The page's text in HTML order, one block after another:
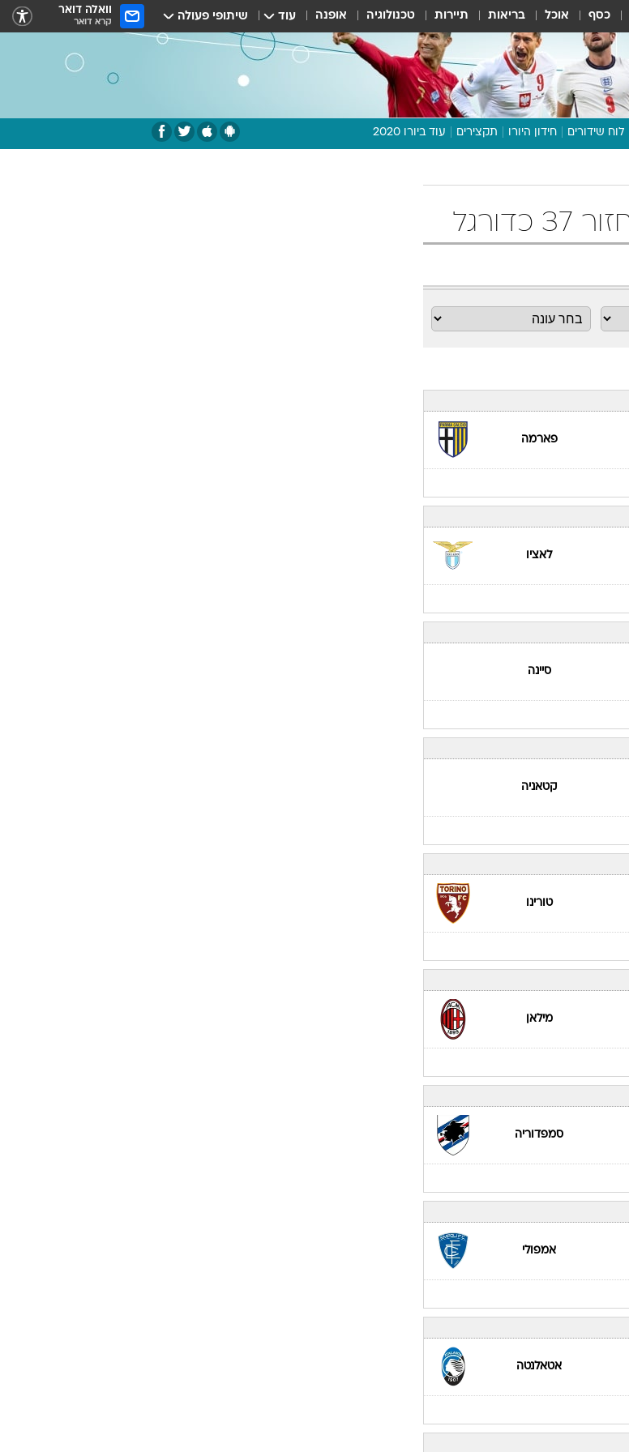
כסף אוכל בריאות תיירות טכנולוגיה אופנה עוד שיתופי פעולה וואלה דואר
קרא דואר
לוח שידורים חידון היורו תקצירים עוד ביורו 2020
תכנית היורו
פארמה
לאציו
סיינה
קטאניה
טורינו
מילאן
סמפדוריה
אמפולי
אטאלנטה